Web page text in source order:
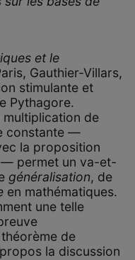
et le
Gauthier-Villars,
stimulante et
Pythagore.
multiplication de
constante —
la proposition
— permet un va-et-
généralisation, de
en mathématiques.
une telle
de
la discussion